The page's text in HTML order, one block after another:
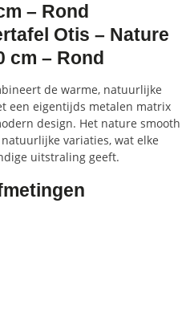
– Rond
Otis – Nature
cm – Rond
de warme, natuurlijke
een eigentijds metalen matrix
design. Het nature smooth
variaties, wat elke
uitstraling geeft.